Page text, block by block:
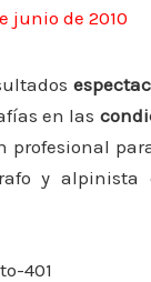
junio de 2010
en las
y alpinista